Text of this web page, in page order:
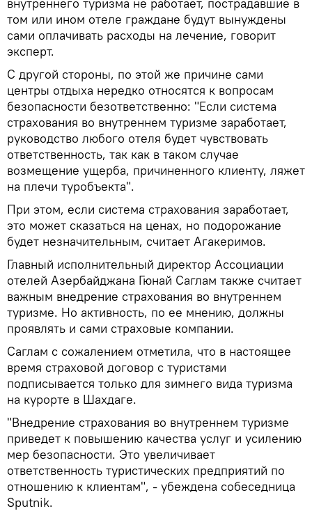
том или ином отеле граждане будут вынуждены
сами оплачивать расходы на лечение, говорит
эксперт.
С другой стороны, по этой же причине сами
центры отдыха нередко относятся к вопросам
безопасности безответственно: "Если система
страхования во внутреннем туризме заработает,
руководство любого отеля будет чувствовать
ответственность, так как в таком случае
возмещение ущерба, причиненного клиенту, ляжет
на плечи туробъекта".
При этом, если система страхования заработает,
это может сказаться на ценах, но подорожание
будет незначительным, считает Агакеримов.
Главный исполнительный директор Ассоциации
отелей Азербайджана Гюнай Саглам также считает
важным внедрение страхования во внутреннем
туризме. Но активность, по ее мнению, должны
проявлять и сами страховые компании.
Саглам с сожалением отметила, что в настоящее
время страховой договор с туристами
подписывается только для зимнего вида туризма
на курорте в Шахдаге.
"Внедрение страхования во внутреннем туризме
приведет к повышению качества услуг и усилению
мер безопасности. Это увеличивает
ответственность туристических предприятий по
отношению к клиентам", - убеждена собеседница
Sputnik.